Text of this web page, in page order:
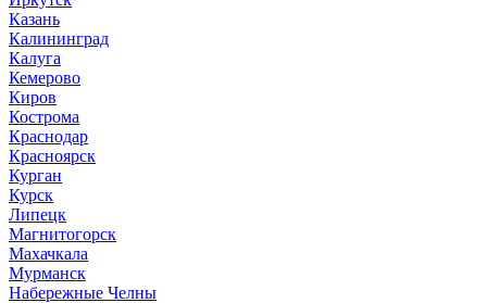
Казань
Калининград
Калуга
Кемерово
Киров
Кострома
Краснодар
Красноярск
Курган
Курск
Липецк
Магнитогорск
Махачкала
Мурманск
Набережные Челны